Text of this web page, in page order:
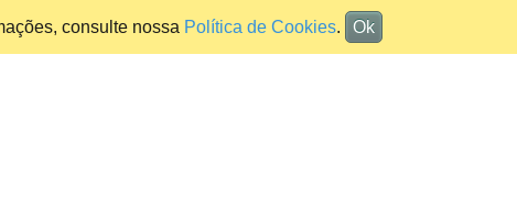
consulte nossa Política de Cookies. Ok